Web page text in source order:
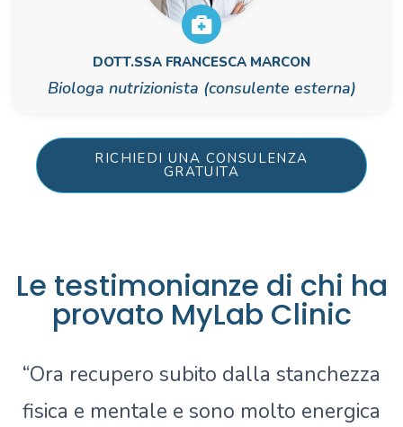
DOTT.SSA FRANCESCA MARCON
Biologa nutrizionista (consulente esterna)
RICHIEDI UNA CONSULENZA
GRATUITA
Le testimonianze di chi ha
provato MyLab Clinic
“Ora recupero subito dalla stanchezza
fisica e mentale e sono molto energica